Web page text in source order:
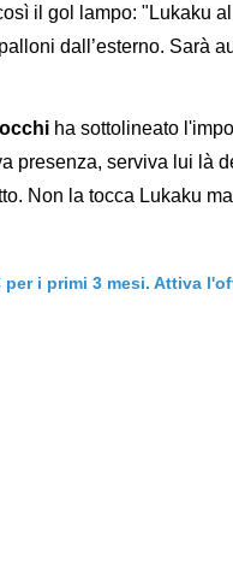
il gol lampo: "Lukaku
dall’esterno. Sarà
ha sottolineato
presenza, serviva lui là
Non la tocca Lukaku
per i primi 3 mesi. Attiva